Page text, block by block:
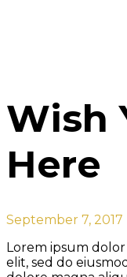
Wish
Here
September 7, 2017
Lorem ipsum
elit, sed do